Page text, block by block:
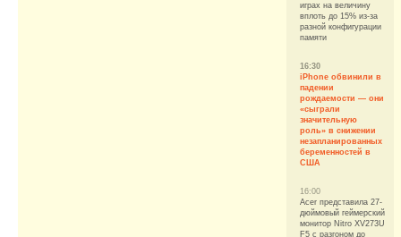
играх на величину
вплоть до 15% из-за
разной конфигурации
памяти
16:30
iPhone обвинили в
падении
рождаемости — они
«сыграли
значительную
роль» в снижении
незапланированных
беременностей в
США
16:00
Acer представила 27-
дюймовый геймерский
монитор Nitro XV273U
F5 с разгоном до